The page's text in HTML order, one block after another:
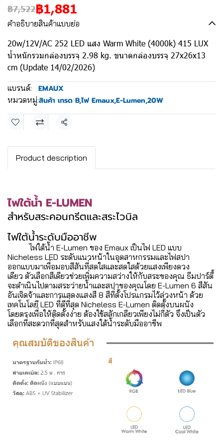
฿7,522฿1,881
คำอธิบายสินค้าแบบย่อ
20w/12V/AC 252 LED แสง Warm White (4000k) 415 LUX
น้ำหนักรวมกล่องบรรจุ 2.98 kg. ขนาดกล่องบรรจุ 27x26x13
cm (Update 14/02/2026)
แบรนด์: EMAUX
หมวดหมู่:สินค้า เกรด B,ไฟ Emaux,E-Lumen,20W
แชร์
Product description
ไฟใต้น้ำ E-LUMEN
สำหรับสระคอนกรีตและสระไวนิล
ไฟใต้น้ำระดับมืออาชีพ
ไฟใต้น้ำ E-Lumen ของ Emaux เป็นไฟ LED แบบ
Nicheless LED ระดับแนวหน้าในอุตสาหกรรมและไฟสปา
ออกแบบมาเพื่อมอบสีสันที่สดใสและสดใสด้วยแสงเพียงดวง
เดียว ตัวเลือกสีเดียวช่วยเพิ่มความสว่างให้กับสระของคุณ ธีมปาร์ตี้
จะดำเนินไปตามสระว่ายน้ำและสปาของคุณโดย E-Lumen 6 สีสัน
อันเจิดจ้าและการแสดงแสงสี 8 สีที่ตั้งโปรแกรมไว้ล่วงหน้า ด้วย
เทคโนโลยี LED ที่ดีที่สุด Nicheless E-Lumen ติดตั้งบนผนัง
โดยตรงเพื่อให้ติดตั้งง่าย ต้องใช้สลักเกลียวเพียงไม่กี่ตัว จึงเป็นตัว
เลือกที่สะดวกที่สุดสำหรับแสงใต้น้ำระดับมืออาชีพ